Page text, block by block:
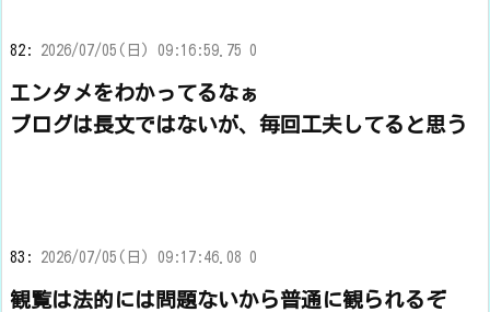
82: 2026/07/05(日) 09:16:59.75 0
エンタメをわかってるなぁ
ブログは長文ではないが、毎回工夫してると思う
83: 2026/07/05(日) 09:17:46.08 0
観覧は法的には問題ないから普通に観られるぞ